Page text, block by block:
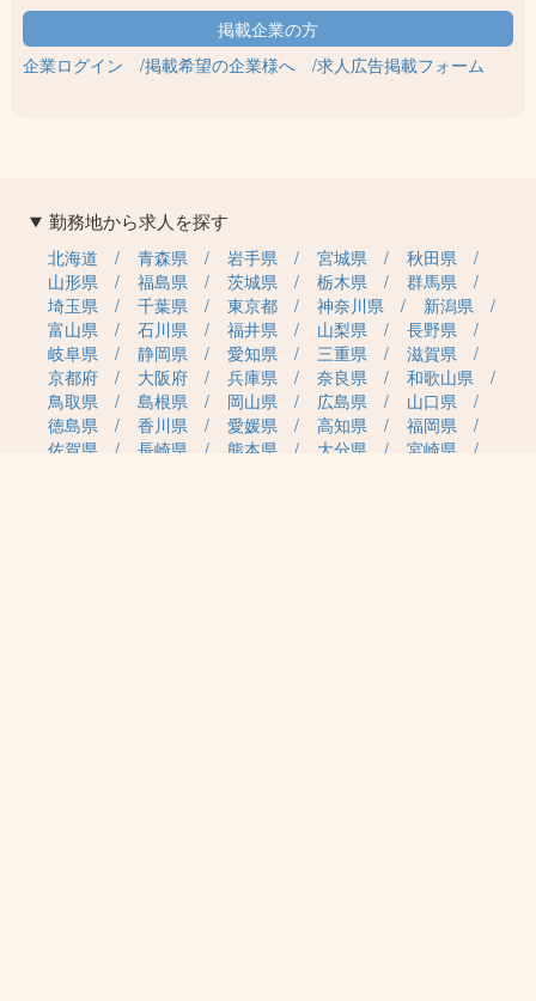
昇給：年1回 （法人内規程による）
賞与：年2回（基本給3ヵ月分） ※初年度は1.5
ヵ月✨令和6年度は夏に業績連動賞与 一律14万
企業ログイン 掲載希望の企業様へ 求人広告掲載フォーム
勤務地から求人を探す
北海道 青森県 岩手県 宮城県
秋田県
山形県
福島県 茨城県 栃木県
群馬県
埼玉県
千葉県 東京都 神奈川県
新潟県
富山県
石川県 福井県 山梨県
長野県
岐阜県
静岡県 愛知県 三重県
滋賀県
京都府
大阪府 兵庫県 奈良県
和歌山県
鳥取県
島根県 岡山県 広島県
山口県
徳島県
香川県 愛媛県 高知県
福岡県
佐賀県
長崎県 熊本県 大分県
宮崎県